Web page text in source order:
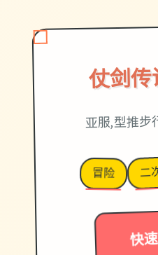
仗剑
亚服,型推步
冒险 二
快